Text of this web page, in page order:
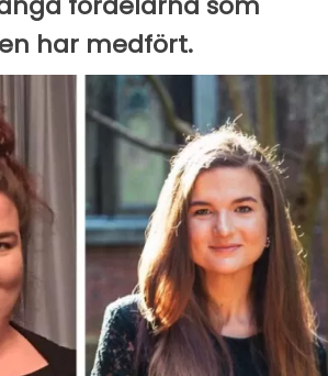
har medfört.